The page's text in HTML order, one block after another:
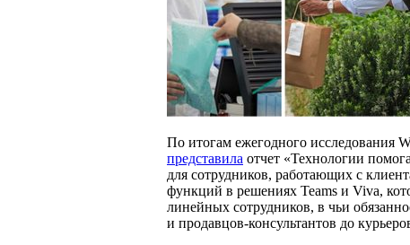
По итогам ежегодного исследования
представила отчет «Технологии
для сотрудников, работающих с
функций в решениях Teams и Viva,
линейных сотрудников, в чьи
и продавцов-консультантов до